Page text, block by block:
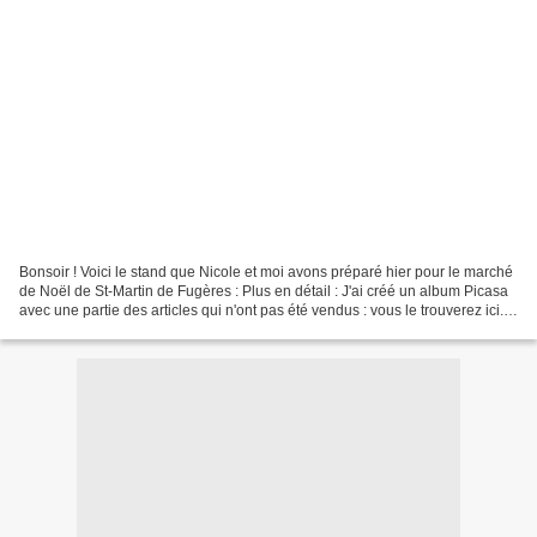
Bonsoir ! Voici le stand que Nicole et moi avons préparé hier pour le marché
de Noël de St-Martin de Fugères : Plus en détail : J'ai créé un album Picasa
avec une partie des articles qui n'ont pas été vendus : vous le trouverez ici.